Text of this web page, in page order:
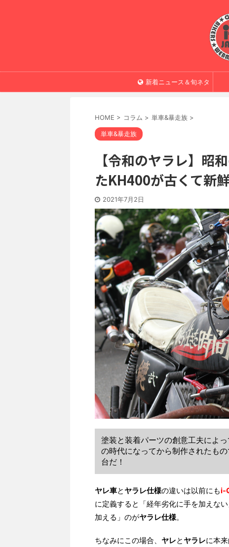
新着ニュース＆旬ネタ
HOME > コラム > 単車&暴走族 >
単車&暴走族
【令和のヤラレ】昭
たKH400が古くて新鮮
2021年7月2日
塗装と装着パーツの創意工夫によ
の時代になってから制作されたも
台だ！
ヤレ車と ヤラレ仕様の違いは以前にもi-
に定義すると「経年劣化に手を加えな
加える」のがヤラレ仕様。
ちなみにこの場合、 ヤレと ヤラレに本